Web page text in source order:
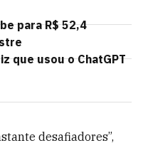
para R$ 52,4
que usou o ChatGPT
desafiadores”,